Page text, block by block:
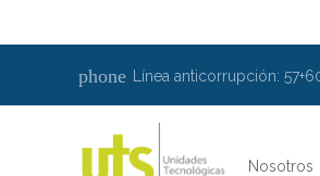
phone Línea anticorrupción:
Nosotros